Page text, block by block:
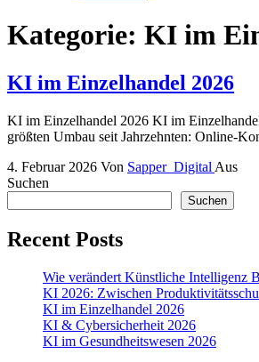
Kategorie: KI im
KI im Einzelhandel 2026
KI im Einzelhandel 2026 KI im
größten Umbau seit Jahrzehnten:
4. Februar 2026 Von Sapper_Digital Aus
Suchen
Suchen
Recent Posts
Wie verändert Künstliche Intelligenz
KI 2026: Zwischen
KI im Einzelhandel 2026
KI & Cybersicherheit 2026
KI im Gesundheitswesen 2026